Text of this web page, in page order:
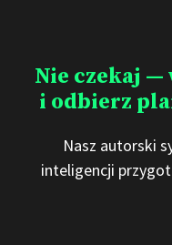
Nie czekaj
i odbierz
Nasz autorski
inteligencji